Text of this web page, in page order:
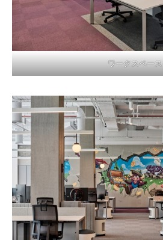
ワークスペース